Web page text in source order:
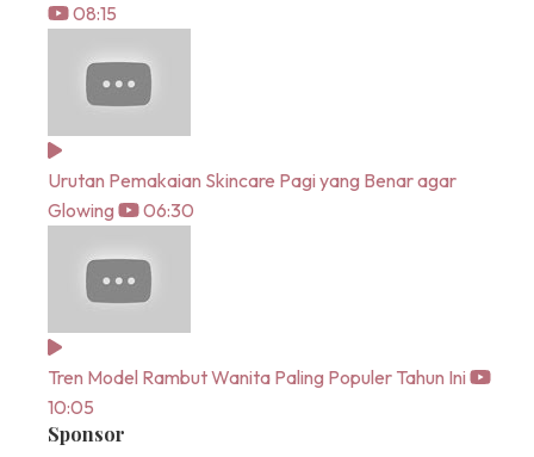
08:15
Urutan Pemakaian Skincare Pagi yang Benar agar
Glowing
06:30
Tren Model Rambut Wanita Paling Populer Tahun Ini
10:05
Sponsor